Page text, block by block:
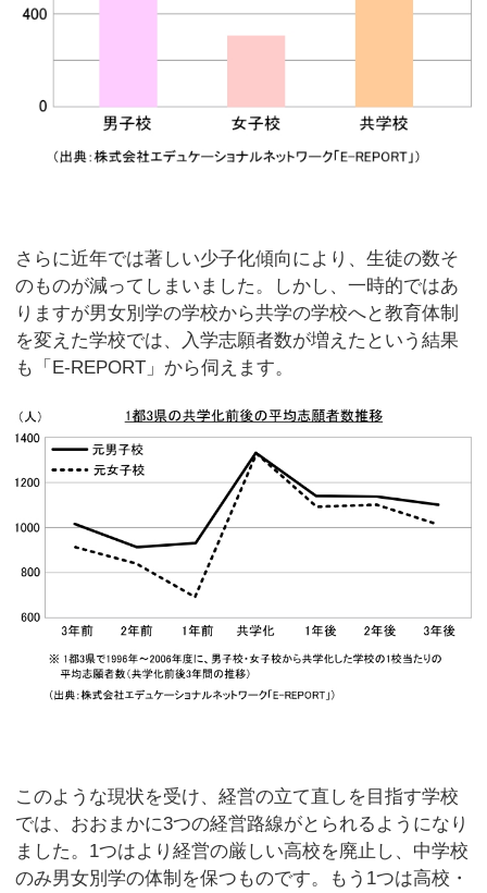
さらに近年では著しい少子化傾向により、生徒の数そ
のものが減ってしまいました。しかし、一時的ではあ
りますが男女別学の学校から共学の学校へと教育体制
を変えた学校では、入学志願者数が増えたという結果
も「E-REPORT」から伺えます。
このような現状を受け、経営の立て直しを目指す学校
では、おおまかに3つの経営路線がとられるようになり
ました。1つはより経営の厳しい高校を廃止し、中学校
のみ男女別学の体制を保つものです。もう1つは高校・